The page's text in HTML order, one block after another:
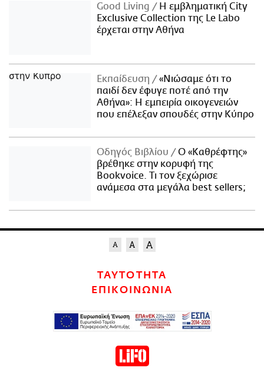
Good Living
Η εμβληματική City
Exclusive Collection της Le Labo
έρχεται στην Αθήνα
Εκπαίδευση
«Νιώσαμε ότι το
παιδί δεν έφυγε ποτέ από την
Αθήνα»: Η εμπειρία οικογενειών
που επέλεξαν σπουδές στην Κύπρο
Οδηγός Βιβλίου
Ο «Καθρέφτης»
βρέθηκε στην κορυφή της
Bookvoice. Τι τον ξεχώρισε
ανάμεσα στα μεγάλα best sellers;
ΤΑΥΤΟΤΗΤΑ
ΕΠΙΚΟΙΝΩΝΙΑ